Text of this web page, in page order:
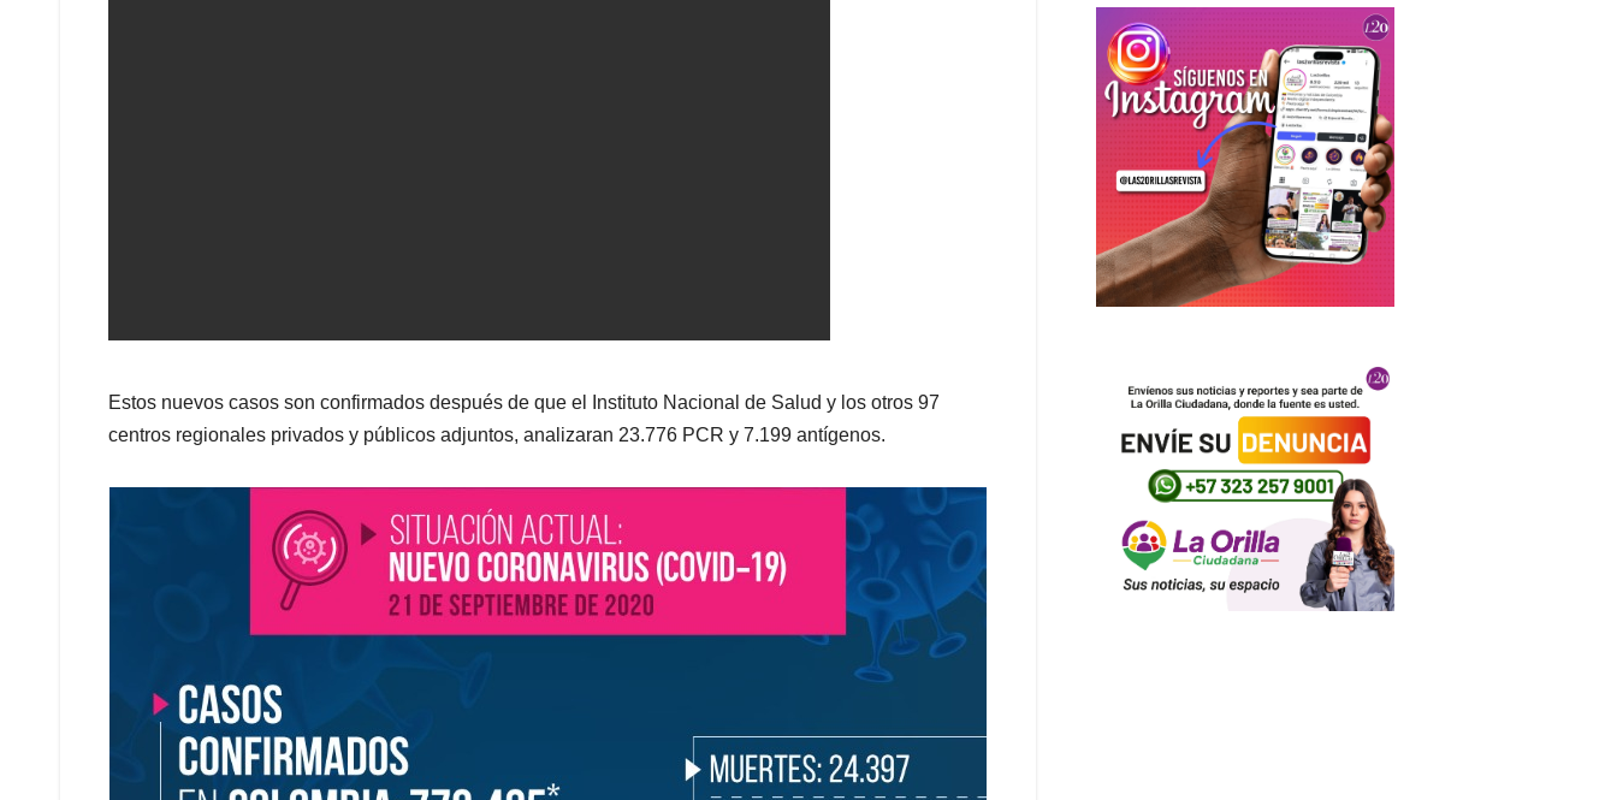
Estos nuevos casos son confirmados después de que el Instituto Nacional de Salud y los otros 97
centros regionales privados y públicos adjuntos, analizaran 23.776 PCR y 7.199 antígenos.